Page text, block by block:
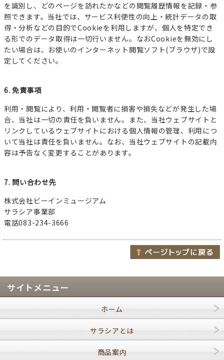
を識別し、どのページを訪れたかなどの閲覧履歴情報を記録・参
照できます。当社では、サービス利便性の向上・統計データの取
得・分析などの目的でCookieを利用しますが、個人を特定でき
る形でのデータ取得は一切行いません。なおCookieを無効にし
たい場合は、お使いのインターネット閲覧ソフト(ブラウザ)で設
定してください。
6. 免責事項
利用・閲覧により、利用・閲覧者に損害や損失などが発生した場
合、当社は一切の責任を負いません。また、当社ウェブサイトと
リンクしているウェブサイトにおける個人情報の管理、利用につ
いて当社は責任を負いません。なお、当社ウェブサイトの記載内
容は予告なく変更することがあります。
7. 問い合わせ先
株式会社ビーインミュージアム
サラシア事業部
電話083-234-3666
サイトメニュー
ホーム
サラシアとは
商品案内